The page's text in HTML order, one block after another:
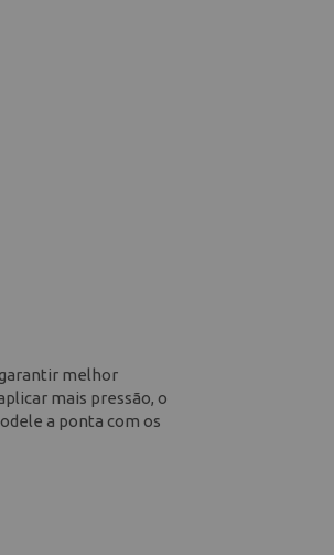
melhor
mais pressão, o
a ponta com os